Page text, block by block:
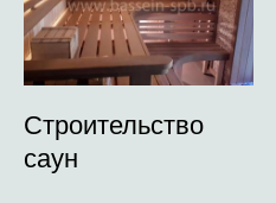
Строительство
саун